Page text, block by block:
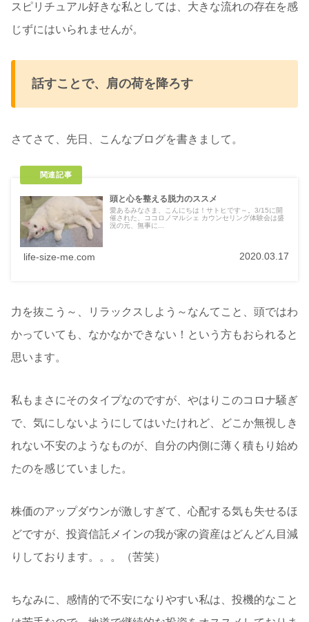
スピリチュアル好きな私としては、大きな流れの存在を感
じずにはいられませんが。
話すことで、肩の荷を降ろす
さてさて、先日、こんなブログを書きまして。
頭と心を整える脱力のススメ
愛あるみなさま、こんにちは！サトヒです～。3/15に開
催された、ココロノマルシェ カウンセリング体験会は盛
況の元、無事に...
life-size-me.com 2020.03.17
力を抜こう～、リラックスしよう～なんてこと、頭ではわ
かっていても、なかなかできない！という方もおられると
思います。
私もまさにそのタイプなのですが、やはりこのコロナ騒ぎ
で、気にしないようにしてはいたけれど、どこか無視しき
れない不安のようなものが、自分の内側に薄く積もり始め
たのを感じていました。
株価のアップダウンが激しすぎて、心配する気も失せるほ
どですが、投資信託メインの我が家の資産はどんどん目減
りしております。。。（苦笑）
ちなみに、感情的で不安になりやすい私は、投機的なこと